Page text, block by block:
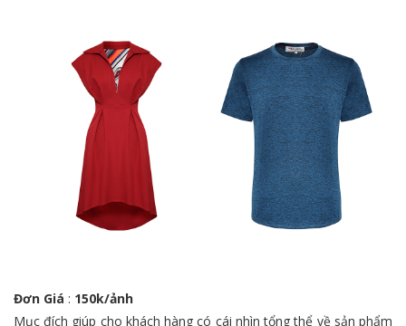
Đơn Giá : 150k/ảnh
Mục đích giúp cho khách hàng có cái nhìn tổng thể về sản phẩm